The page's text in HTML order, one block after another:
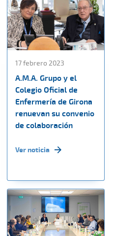
17 febrero 2023
A.M.A. Grupo y el
Colegio Oficial de
Enfermería de Girona
renuevan su convenio
de colaboración
Ver noticia